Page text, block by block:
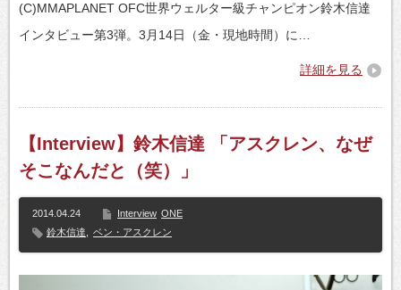
(C)MMAPLANET OFC世界ウェルター級チャンピオン鈴木信達
インタビュー第3弾。3月14日（金・現地時間）に…
詳細を見る
【Interview】鈴木信達 「アスクレン、なぜ
そこなんだと（笑）」
2014.04.24 Interview ONE
鈴木信達
ベン・アスクレン